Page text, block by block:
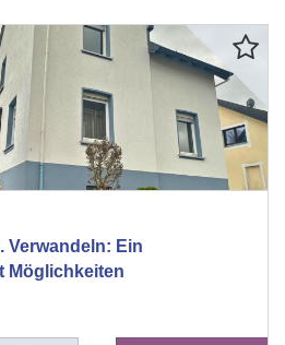
Verwandeln: Ein
Möglichkeiten